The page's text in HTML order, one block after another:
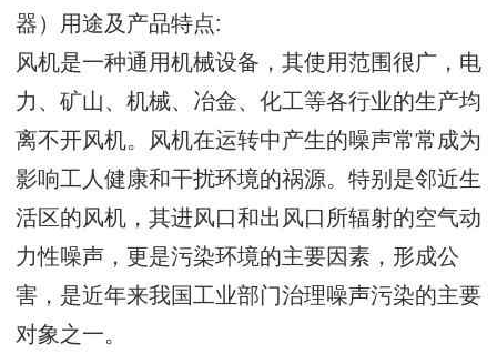
器）用途及产品特点:
风机是一种通用机械设备，其使用范围很广，电
力、矿山、机械、冶金、化工等各行业的生产均
离不开风机。风机在运转中产生的噪声常常成为
影响工人健康和干扰环境的祸源。特别是邻近生
活区的风机，其进风口和出风口所辐射的空气动
力性噪声，更是污染环境的主要因素，形成公
害，是近年来我国工业部门治理噪声污染的主要
对象之一。